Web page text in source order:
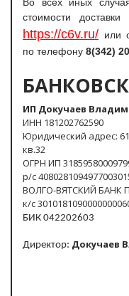
Во всех иных
стоимости
https://c6v.ru/ или
по телефону 8(342)
ИП Докучаев
ИНН 181202762590
Юридический адрес:
кв.32
ОГРН ИП
р/с
ВОЛГО-ВЯТСКИЙ БАНК
к/с
БИК 042202603
Директор: Докучаев